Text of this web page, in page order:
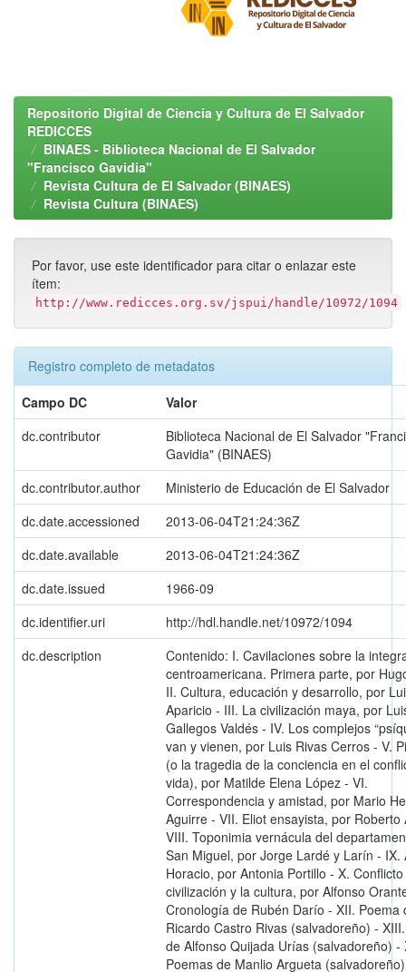
Repositorio Digital de Ciencia y Cultura de El Salvador
REDICCES
BINAES - Biblioteca Nacional de El Salvador
"Francisco Gavidia"
Revista Cultura de El Salvador (BINAES)
Revista Cultura (BINAES)
Por favor, use este identificador para citar o enlazar este
ítem:
http://www.redicces.org.sv/jspui/handle/10972/1094
Registro completo de metadatos
Campo DC
Valor
dc.contributor
Biblioteca Nacional de El Salvador
Gavidia" (BINAES)
dc.contributor.author
Ministerio de Educación de El Salvador
dc.date.accessioned
2013-06-04T21:24:36Z
dc.date.available
2013-06-04T21:24:36Z
dc.date.issued
1966-09
dc.identifier.uri
http://hdl.handle.net/10972/1094
dc.description
Contenido: I. Cavilaciones sobre la
centroamericana. Primera parte, por
II. Cultura, educación y desarrollo, por
Aparicio - III. La civilización maya, por
Gallegos Valdés - IV. Los complejos
van y vienen, por Luis Rivas Cerros - V.
(o la tragedia de la conciencia en el
vida), por Matilde Elena López - VI.
Correspondencia y amistad, por Mario
Aguirre - VII. Eliot ensayista, por Roberto
VIII. Toponimia vernácula del
San Miguel, por Jorge Lardé y Larín - IX.
Horacio, por Antonia Portillo - X.
civilización y la cultura, por Alfonso
Cronología de Rubén Darío - XII. Poema
Ricardo Castro Rivas (salvadoreño) -
de Alfonso Quijada Urías (salvadoreño) -
Poemas de Manlio Argueta